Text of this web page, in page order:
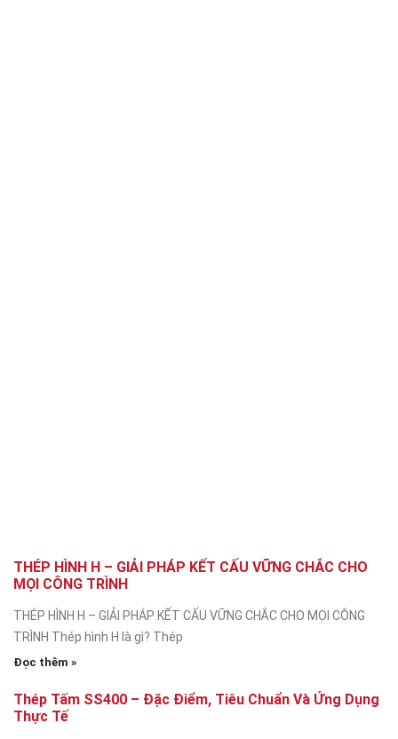
THÉP HÌNH H – GIẢI PHÁP KẾT CẤU VỮNG CHẮC CHO
MỌI CÔNG TRÌNH
THÉP HÌNH H – GIẢI PHÁP KẾT CẤU VỮNG CHẮC CHO MỌI CÔNG
TRÌNH Thép hình H là gì? Thép
Đọc thêm »
Thép Tấm SS400 – Đặc Điểm, Tiêu Chuẩn Và Ứng Dụng
Thực Tế